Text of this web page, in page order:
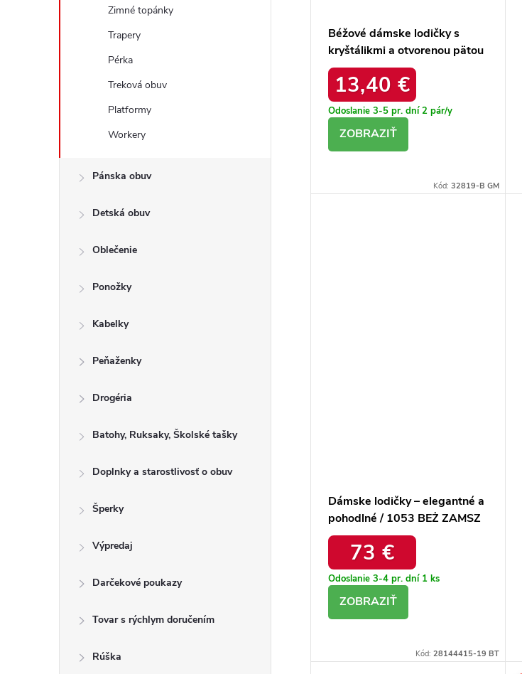
Zimné topánky
Trapery
Pérka
Treková obuv
Platformy
Workery
Pánska obuv
Detská obuv
Oblečenie
Ponožky
Kabelky
Peňaženky
Drogéria
Batohy, Ruksaky, Školské tašky
Doplnky a starostlivosť o obuv
Šperky
Výpredaj
Darčekové poukazy
Tovar s rýchlym doručením
Rúška
Béžové dámske lodičky s
kryštálikmi a otvorenou pätou
Lessor 2773CW BEIGE
13,40 €
Odoslanie 3-5 pr. dní2 pár/y
Kód:32819-B GM
Dámske lodičky – elegantné a
pohodlné / 1053 BEŻ ZAMSZ
73 €
Odoslanie 3-4 pr. dní 1 ks
Kód:28144415-19 BT